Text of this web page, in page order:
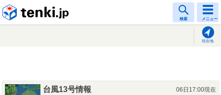
検索 メニュー
現在地
台風13号情報
06日17:00現在